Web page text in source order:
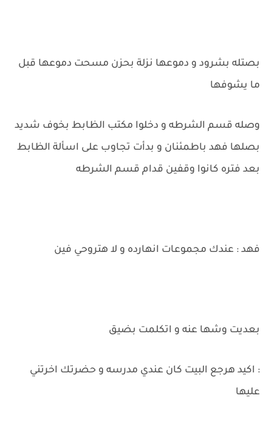
بصتله بشرود و دموعها نزلة بحزن مسحت دموعها قبل
ما يشوفها
وصله قسم الشرطه و دخلوا مكتب الظابط بخوف شديد
بصلها فهد باطمئنان و بدأت تجاوب على اسألة الظابط
بعد فتره كانوا وقفين قدام قسم الشرطه
فهد : عندك مجموعات انهارده و لا هتروحي فين
بعديت وشها عنه و اتكلمت بضيق
: اكيد هرجع البيت كان عندي مدرسه و حضرتك اخرتني
عليها